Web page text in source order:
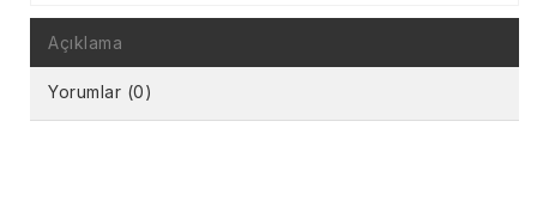
Açıklama
Yorumlar (0)